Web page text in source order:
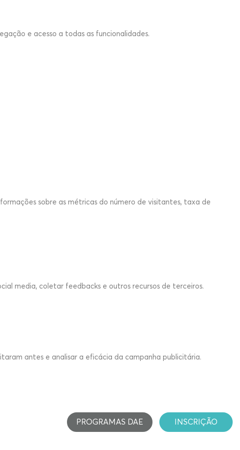
e acesso a todas as funcionalidades.
sobre as métricas do número de visitantes, taxa de
media, coletar feedbacks e outros recursos de terceiros.
antes e analisar a eficácia da campanha publicitária.
PROGRAMAS DAE INSCRIÇÃO